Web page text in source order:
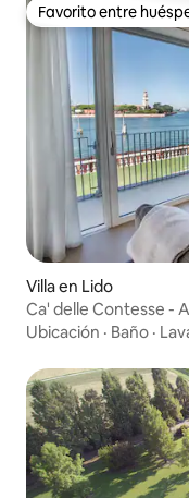
Favorito entre
Favorito entre
Villa en Lido
Ca' delle Contesse -
Ubicación · Baño ·